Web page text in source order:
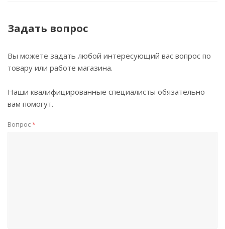
Задать вопрос
Вы можете задать любой интересующий вас вопрос по
товару или работе магазина.
Наши квалифицированные специалисты обязательно
вам помогут.
Вопрос*